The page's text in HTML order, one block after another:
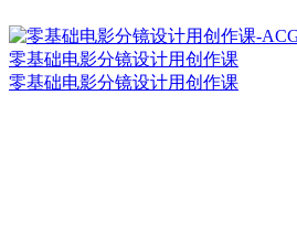
零基础电影分镜设计用创作课
零基础电影分镜设计用创作课